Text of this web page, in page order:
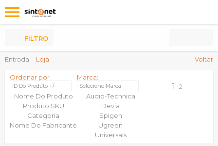
Entrada Loja Voltar
FILTRO
Ordenar por
ID Do Produto +/-
Nome Do Produto
Produto SKU
Categoria
Nome Do Fabricante
Marca:
Selecione Marca
Audio-Technica
Devia
Spigen
Ugreen
Universais
1 2